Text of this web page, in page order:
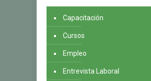
Capacitación
Cursos
Empleo
Entrevista Laboral